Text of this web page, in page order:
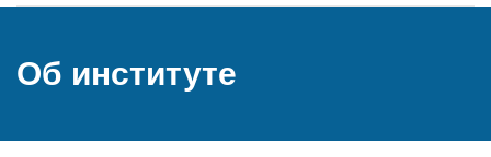
Об институте